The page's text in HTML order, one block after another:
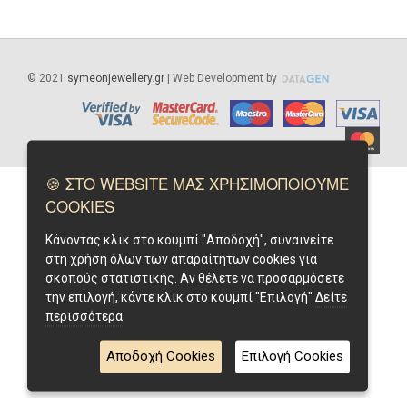
© 2021 symeonjewellery.gr | Web Development by
🍪 ΣΤΟ WEBSITE ΜΑΣ ΧΡΗΣΙΜΟΠΟΙΟΥΜΕ
COOKIES
Κάνοντας κλικ στο κουμπί "Αποδοχή", συναινείτε
στη χρήση όλων των απαραίτητων cookies για
σκοπούς στατιστικής. Αν θέλετε να προσαρμόσετε
την επιλογή, κάντε κλικ στο κουμπί "Επιλογή" Δείτε
περισσότερα
Αποδοχή Cookies Επιλογή Cookies